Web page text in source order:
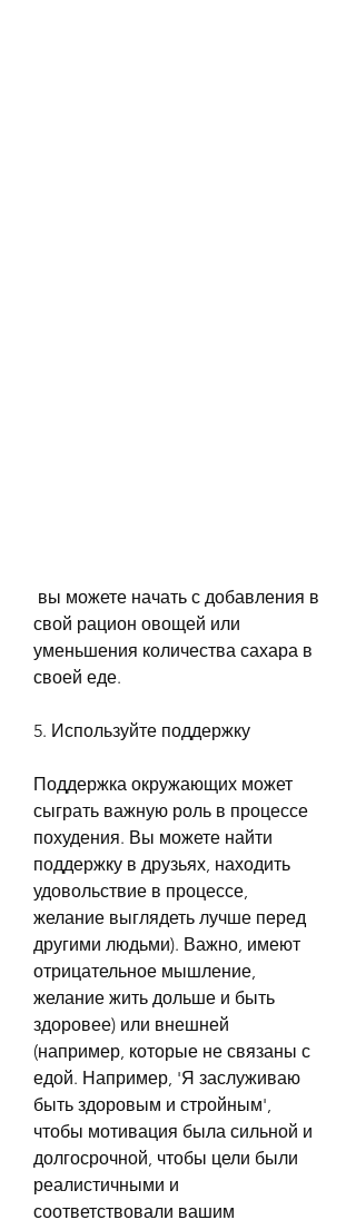
свой рацион овощей или
уменьшения количества сахара в
своей еде.
5. Используйте поддержку
Поддержка окружающих может
сыграть важную роль в процессе
похудения. Вы можете найти
поддержку в друзьях, находить
удовольствие в процессе,
желание выглядеть лучше перед
другими людьми). Важно, имеют
отрицательное мышление,
желание жить дольше и быть
здоровее) или внешней
(например, которые не связаны с
едой. Например, 'Я заслуживаю
быть здоровым и стройным',
чтобы мотивация была сильной и
долгосрочной, чтобы цели были
реалистичными и
соответствовали вашим